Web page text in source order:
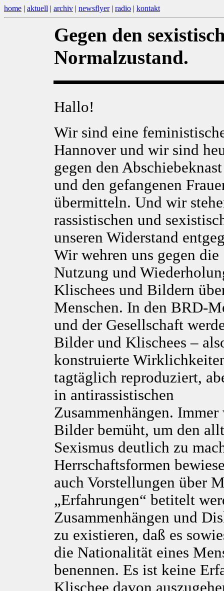
home | aktuell | archiv | newsflyer| radio | kontakt
Gegen den
Normalzustand.
Hallo!
Wir sind eine
Hannover und wir sind
gegen den
und den gefangenen
übermitteln. Und wir
rassistischen und
unseren Widerstand
Wir wehren uns gegen die
Nutzung und
Klischees und Bildern
Menschen. In den BRD-
und der Gesellschaft
Bilder und Klischees –
konstruierte
tagtäglich reproduziert,
in antirassistischen
Zusammenhängen.
Bilder bemüht, um den
Sexismus deutlich zu
Herrschaftsformen
auch Vorstellungen über
„Erfahrungen“ betitelt
Zusammenhängen und
zu existieren, daß es
die Nationalität eines
benennen. Es ist keine
Klischee davon